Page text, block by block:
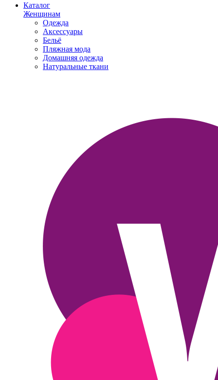
Каталог
Женщинам
Одежда
Аксессуары
Бельё
Пляжная мода
Домашняя одежда
Натуральные ткани